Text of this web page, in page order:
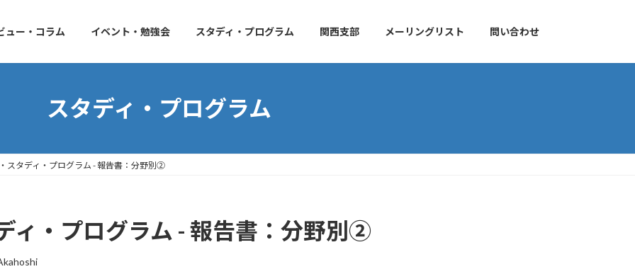
ュー・コラム イベント・勉強会 スタディ・プログラム 関西支部 メーリングリスト 問い合わせ
スタディ・プログラム
スタディ・プログラム - 報告書：分野別②
ィ・プログラム - 報告書：分野別②